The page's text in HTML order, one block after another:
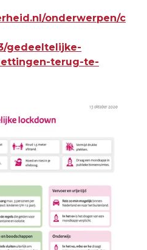
onderwerpen/c
gedeeltelijke-
terug-te-